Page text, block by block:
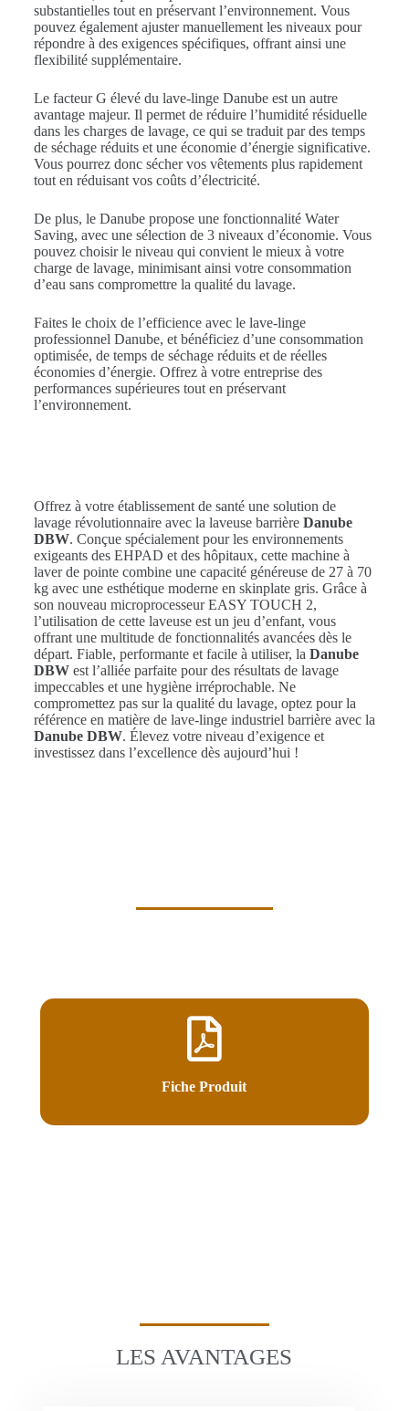
substantielles tout en préservant l’environnement. Vous
pouvez également ajuster manuellement les niveaux pour
répondre à des exigences spécifiques, offrant ainsi une
flexibilité supplémentaire.
Le facteur G élevé du lave-linge Danube est un autre
avantage majeur. Il permet de réduire l’humidité résiduelle
dans les charges de lavage, ce qui se traduit par des temps
de séchage réduits et une économie d’énergie significative.
Vous pourrez donc sécher vos vêtements plus rapidement
tout en réduisant vos coûts d’électricité.
De plus, le Danube propose une fonctionnalité Water
Saving, avec une sélection de 3 niveaux d’économie. Vous
pouvez choisir le niveau qui convient le mieux à votre
charge de lavage, minimisant ainsi votre consommation
d’eau sans compromettre la qualité du lavage.
Faites le choix de l’efficience avec le lave-linge
professionnel Danube, et bénéficiez d’une consommation
optimisée, de temps de séchage réduits et de réelles
économies d’énergie. Offrez à votre entreprise des
performances supérieures tout en préservant
l’environnement.
Offrez à votre établissement de santé une solution de
lavage révolutionnaire avec la laveuse barrière Danube
DBW. Conçue spécialement pour les environnements
exigeants des EHPAD et des hôpitaux, cette machine à
laver de pointe combine une capacité généreuse de 27 à 70
kg avec une esthétique moderne en skinplate gris. Grâce à
son nouveau microprocesseur EASY TOUCH 2,
l’utilisation de cette laveuse est un jeu d’enfant, vous
offrant une multitude de fonctionnalités avancées dès le
départ. Fiable, performante et facile à utiliser, la Danube
DBWest l’alliée parfaite pour des résultats de lavage
impeccables et une hygiène irréprochable. Ne
compromettez pas sur la qualité du lavage, optez pour la
référence en matière de lave-linge industriel barrière avec la
Danube DBW. Élevez votre niveau d’exigence et
investissez dans l’excellence dès aujourd’hui !
Fiche Produit
LES AVANTAGES